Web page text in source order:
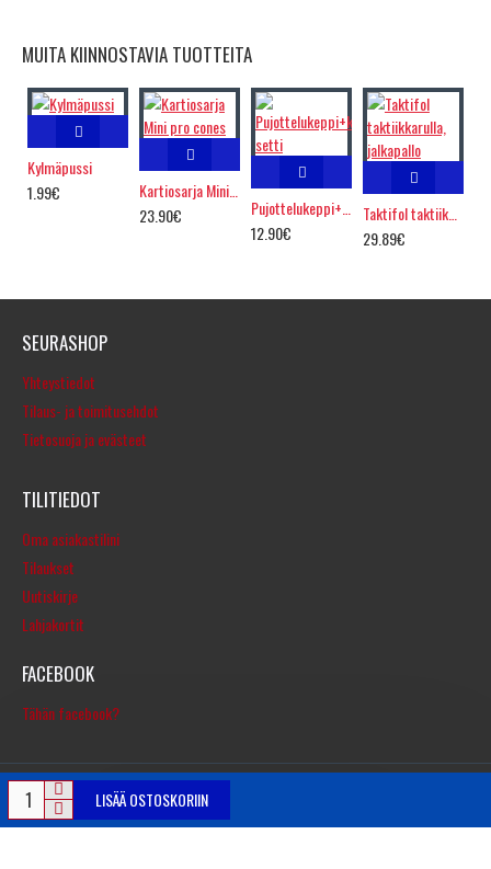
LISÄÄ OSTOSKORIIN
MUITA KIINNOSTAVIA TUOTTEITA
Kylmäpussi
1.99€
Kartiosarja Mini pro cones
23.90€
12.90€
Taktifol taktiikkarulla, jalkapallo
29.89€
SEURASHOP
Yhteystiedot
Tilaus- ja toimitusehdot
Tietosuoja ja evästeet
TILITIEDOT
Oma asiakastilini
Tilaukset
Uutiskirje
Lahjakortit
FACEBOOK
Tähän facebook?
© Copyright 2016